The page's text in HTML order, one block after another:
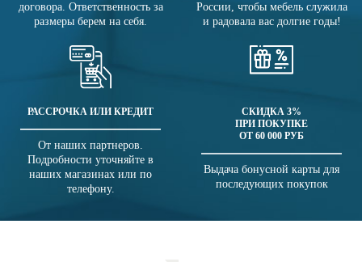
договора. Ответственность за
размеры берем на себя.
России, чтобы мебель служила
и радовала вас долгие годы!
РАССРОЧКА ИЛИ КРЕДИТ
От наших партнеров.
Подробности уточняйте в
наших магазинах или по
телефону.
СКИДКА 3%
ПРИ ПОКУПКЕ
ОТ 60 000 РУБ
Выдача бонусной карты для
последующих покупок